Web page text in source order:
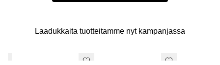
Laadukkaita tuotteitamme nyt kampanjassa